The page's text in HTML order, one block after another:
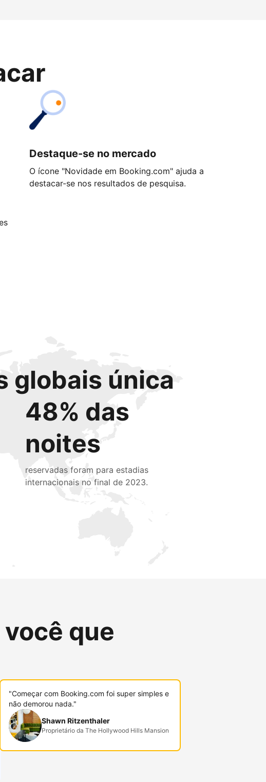
Destaque-se no mercado
O ícone "Novidade em Booking.com" ajuda a
destacar-se nos resultados de pesquisa.
globais única
48% das
noites
reservadas foram para estadias
internacionais no final de 2023.
que
"Começar com Booking.com foi super simples e
não demorou nada."
Shawn Ritzenthaler
Proprietário da The Hollywood Hills Mansion